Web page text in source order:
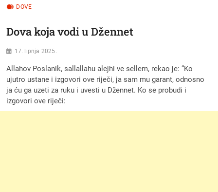
DOVE
Dova koja vodi u Džennet
17. lipnja 2025.
Allahov Poslanik, sallallahu alejhi ve sellem, rekao je: “Ko
ujutro ustane i izgovori ove riječi, ja sam mu garant, odnosno
ja ću ga uzeti za ruku i uvesti u Džennet. Ko se probudi i
izgovori ove riječi: